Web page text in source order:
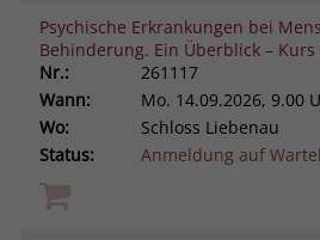
Psychische Erkrankungen bei
Behinderung. Ein Überblick – Kurs
Nr.:
261117
Wann:
Mo. 14.09.2026, 9.00
Wo:
Schloss Liebenau
Status:
Anmeldung auf